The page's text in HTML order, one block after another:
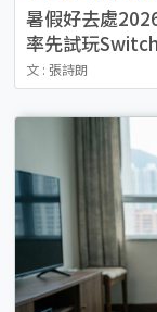
暑假好去處
率先試玩
復古市集8月進
文 : 張詩朗